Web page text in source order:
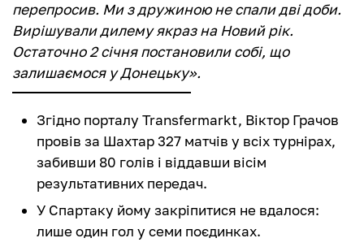
перепросив. Ми з дружиною не спали дві доби.
Вирішували дилему якраз на Новий рік.
Остаточно 2 січня постановили собі, що
залишаємося у Донецьку».
Згідно порталу Transfermarkt, Віктор Грачов
провів за Шахтар 327 матчів у всіх турнірах,
забивши 80 голів і віддавши вісім
результативних передач.
У Спартаку йому закріпитися не вдалося:
лише один гол у семи поєдинках.